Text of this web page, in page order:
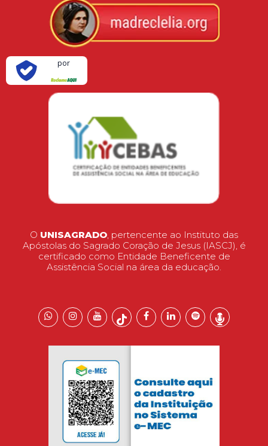
por
O UNISAGRADO, pertencente ao Instituto das
Apóstolas do Sagrado Coração de Jesus (IASCJ), é
certificado como Entidade Beneficente de
Assistência Social na área da educação.